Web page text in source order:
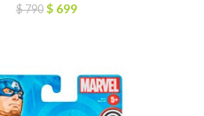
$790 El
$ 790.
$699El
$ 699.